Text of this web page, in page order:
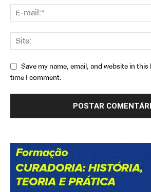
Save my name, email, and website in
time I comment.